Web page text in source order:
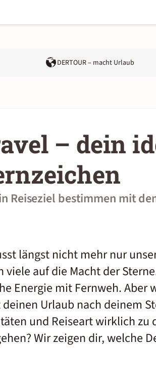
DERTOUR – macht Urlaub
– dein
Reiseziel bestimmen mit
längst nicht mehr nur
viele auf die Macht der
Energie mit Fernweh. Aber
Urlaub nach deinem
und Reiseart wirklich zu
Wir zeigen dir, welche